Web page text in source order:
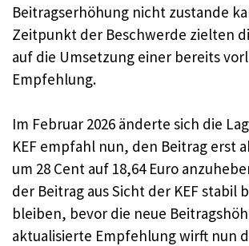
Beitragserhöhung nicht zustande
Zeitpunkt der Beschwerde zielten
auf die Umsetzung einer bereits
Empfehlung.
Im Februar 2026 änderte sich die
KEF empfahl nun, den Beitrag erst
um 28 Cent auf 18,64 Euro
der Beitrag aus Sicht der KEF stabil
bleiben, bevor die neue
aktualisierte Empfehlung wirft nun